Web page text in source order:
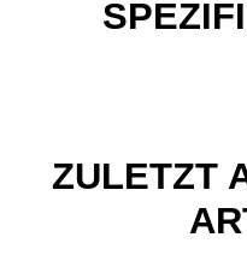
ZULETZT